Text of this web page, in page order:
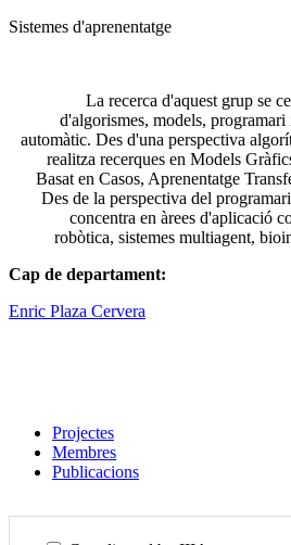
Sistemes d'aprenentatge
La recerca d'aquest grup se
d'algorismes, models,
automàtic. Des d'una perspectiva
realitza recerques en Models
Basat en Casos, Aprenentatge
Des de la perspectiva del
concentra en àrees d'aplicació
robòtica, sistemes multiagent,
Cap de departament:
Enric Plaza Cervera
Projectes
Membres
Publicacions